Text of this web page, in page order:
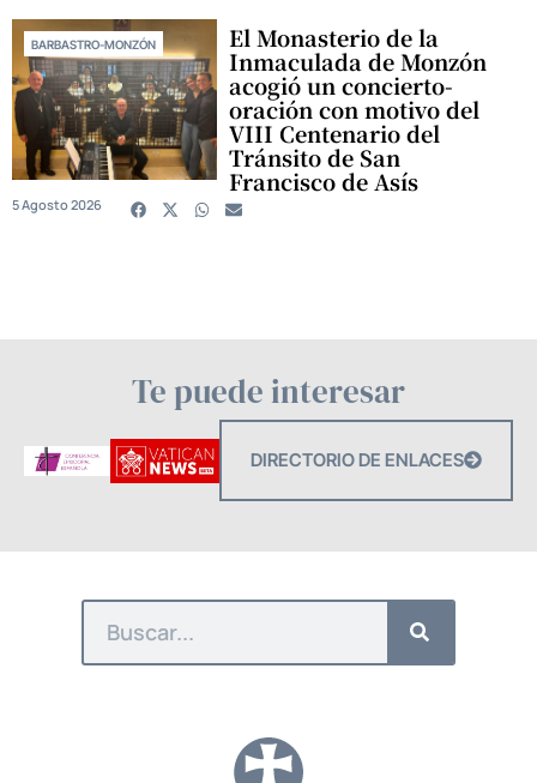
BARBASTRO-MONZÓN El Monasterio de la
Inmaculada de Monzón
acogió un concierto-
oración con motivo del
VIII Centenario del
Tránsito de San
Francisco de Asís
5 Agosto 2026
Te puede interesar
DIRECTORIO DE ENLACES